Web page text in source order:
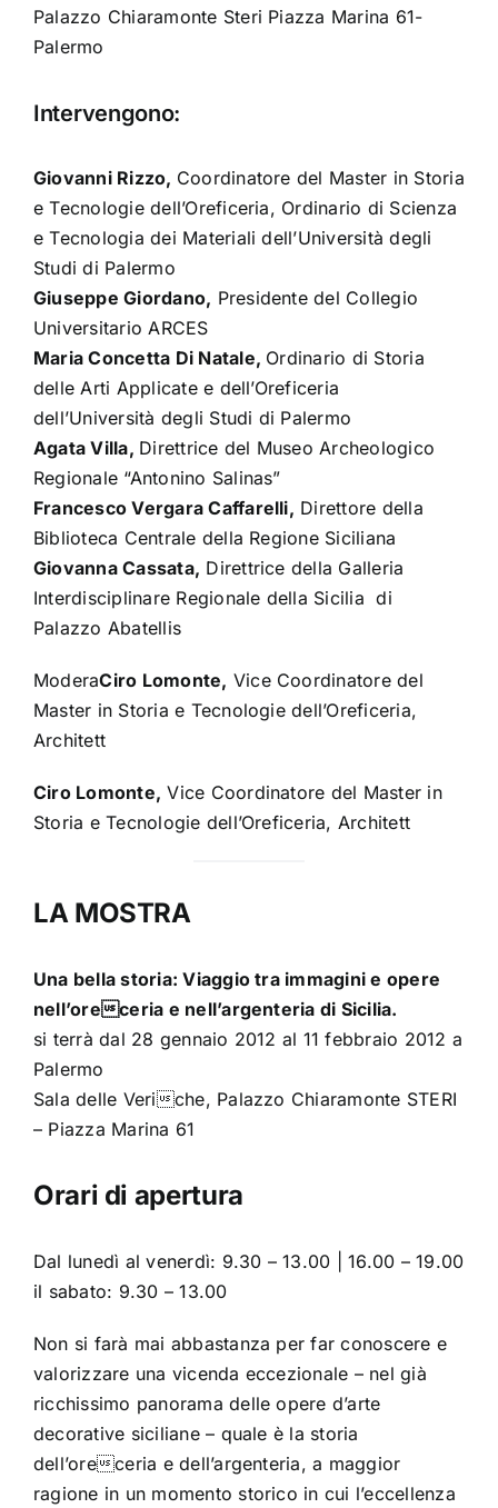
Palazzo Chiaramonte Steri Piazza Marina 61-
Palermo
Intervengono:
Giovanni Rizzo, Coordinatore del Master in Storia
e Tecnologie dell’Oreficeria, Ordinario di Scienza
e Tecnologia dei Materiali dell’Università degli
Studi di Palermo
Giuseppe Giordano, Presidente del Collegio
Universitario ARCES
Maria Concetta Di Natale, Ordinario di Storia
delle Arti Applicate e dell’Oreficeria
dell’Università degli Studi di Palermo
Agata Villa, Direttrice del Museo Archeologico
Regionale “Antonino Salinas”
Francesco Vergara Caffarelli, Direttore della
Biblioteca Centrale della Regione Siciliana
Giovanna Cassata, Direttrice della Galleria
Interdisciplinare Regionale della Sicilia di
Palazzo Abatellis
ModeraCiro Lomonte, Vice Coordinatore del
Master in Storia e Tecnologie dell’Oreficeria,
Architett
Ciro Lomonte, Vice Coordinatore del Master in
Storia e Tecnologie dell’Oreficeria, Architett
LA MOSTRA
Una bella storia: Viaggio tra immagini e opere
nell’oreceria e nell’argenteria di Sicilia.
si terrà dal 28 gennaio 2012 al 11 febbraio 2012 a
Palermo
Sala delle Veriche, Palazzo Chiaramonte STERI
– Piazza Marina 61
Orari di apertura
Dal lunedì al venerdì: 9.30 – 13.00 | 16.00 – 19.00
il sabato: 9.30 – 13.00
Non si farà mai abbastanza per far conoscere e
valorizzare una vicenda eccezionale – nel già
ricchissimo panorama delle opere d’arte
decorative siciliane – quale è la storia
dell’oreceria e dell’argenteria, a maggior
ragione in un momento storico in cui l’eccellenza